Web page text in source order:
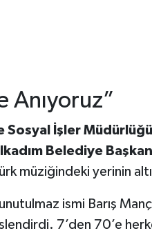
Anıyoruz”
Sosyal İşler Müdürlüğü
İlkadım Belediye Başkan
müziğindeki yerinin
ismi Barış
7’den 70’e